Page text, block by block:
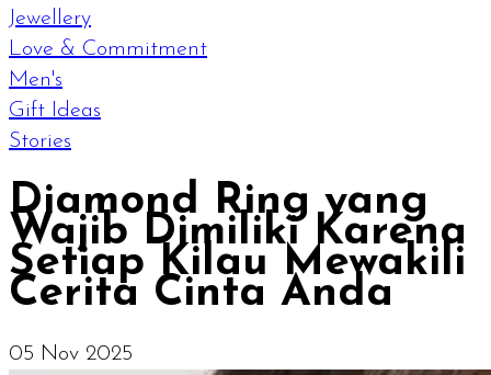
Jewellery
Love & Commitment
Men's
Gift Ideas
Stories
Diamond Ring yang
Wajib Dimiliki Karena
Setiap Kilau Mewakili
Cerita Cinta Anda
05 Nov 2025